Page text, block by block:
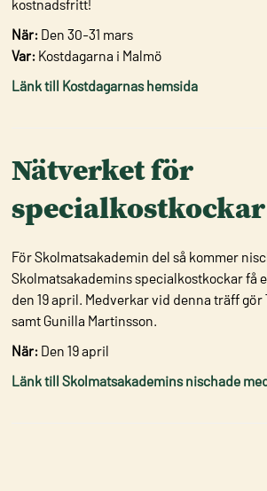
kostnadsfritt!
När: Den 30-31 mars
Var: Kostdagarna i Malmö
Länk till Kostdagarnas hemsida
Nätverket för
specialkostkockar
För Skolmatsakademin del så kommer
Skolmatsakademins specialkostkockar få
den 19 april. Medverkar vid denna träff gör
samt Gunilla Martinsson.
När: Den 19 april
Länk till Skolmatsakademins nischade